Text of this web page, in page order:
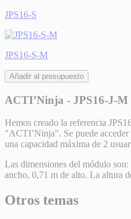
JPS16-S
JPS16-S-M
Añadir al presupuesto
ACTI’Ninja - JPS16-J-M
Hemos creado la referencia
"ACTI’Ninja". Se puede acceder
una capacidad máxima de 2
Las dimensiones del módulo
ancho, 0,71 m de alto. La altura
Otros temas